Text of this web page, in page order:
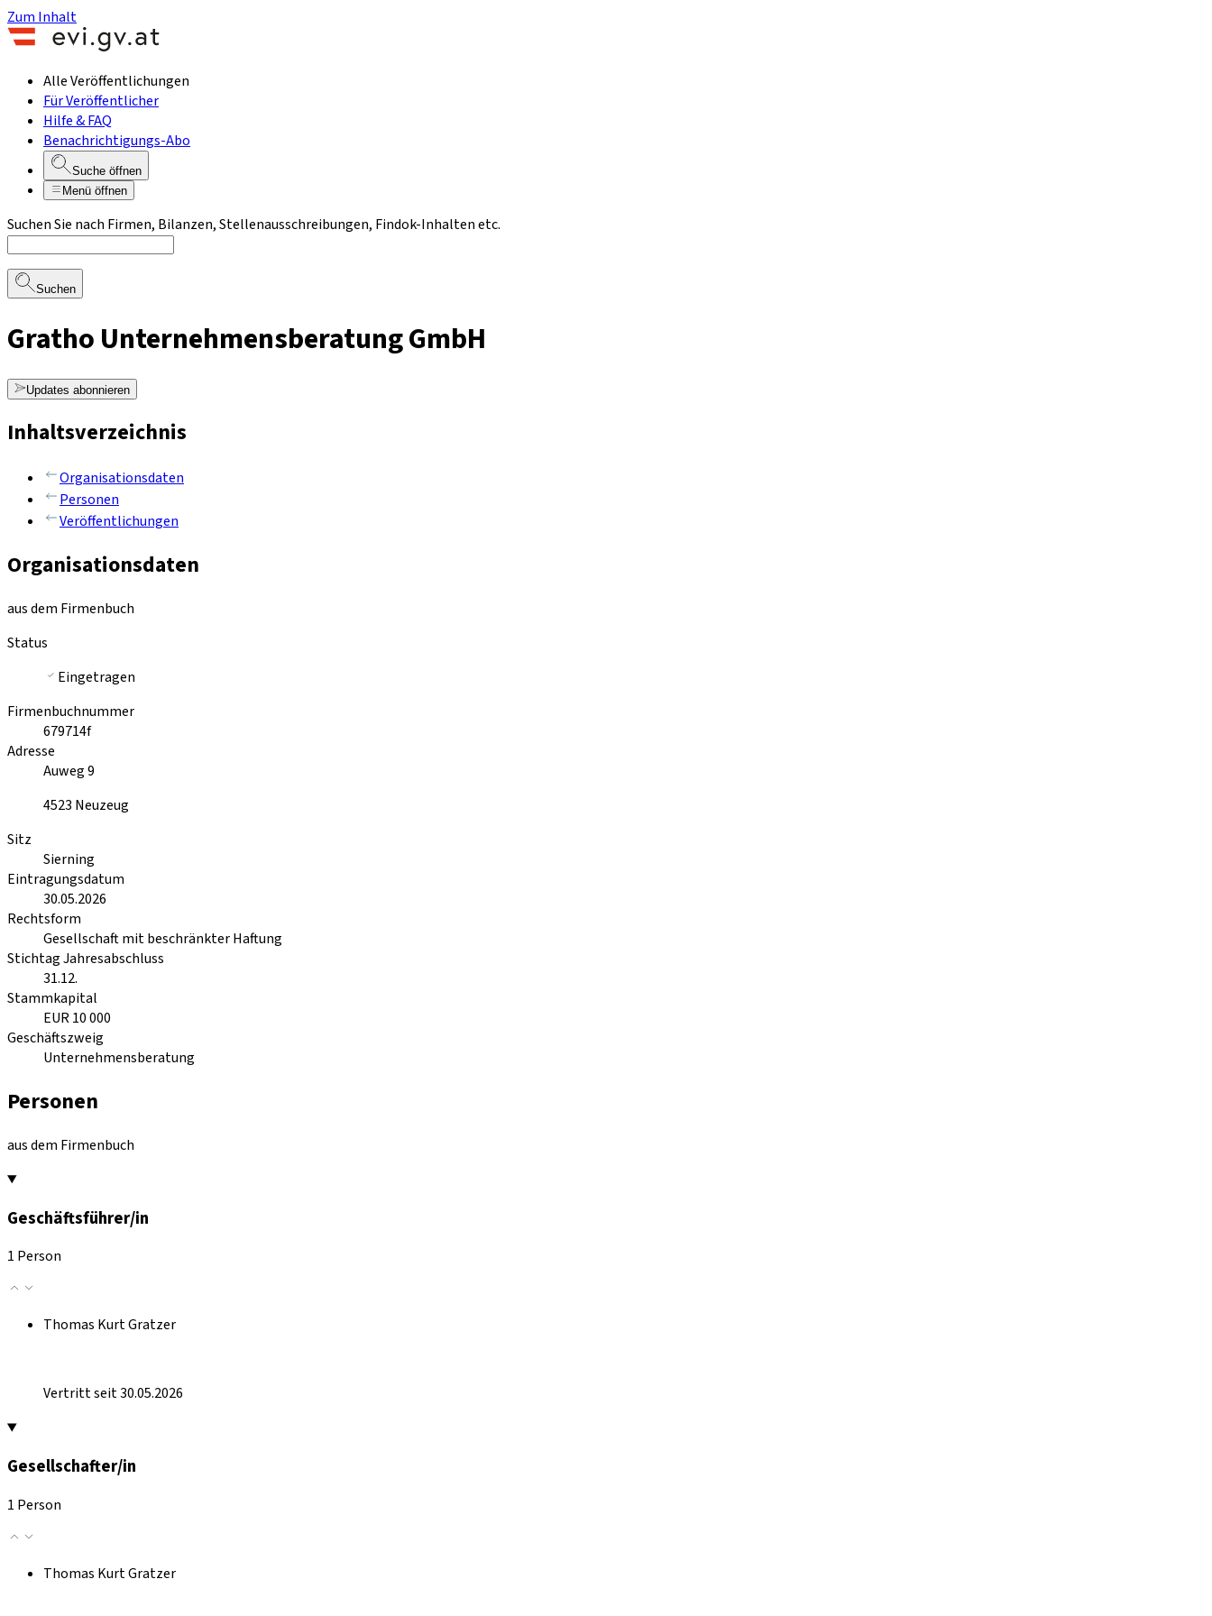
Zum Inhalt
Alle Veröffentlichungen
Für Veröffentlicher
Hilfe & FAQ
Benachrichtigungs-Abo
Suche öffnen
Menü öffnen
Suchen Sie nach Firmen, Bilanzen, Stellenausschreibungen, Findok-Inhalten etc.
Suchen
Gratho Unternehmensberatung GmbH
Updates abonnieren
Inhaltsverzeichnis
Organisationsdaten
Personen
Veröffentlichungen
Organisationsdaten
aus dem Firmenbuch
Status
Eingetragen
Firmenbuchnummer
679714f
Adresse
Auweg 9
4523 Neuzeug
Sitz
Sierning
Eintragungsdatum
30.05.2026
Rechtsform
Gesellschaft mit beschränkter Haftung
Stichtag Jahresabschluss
31.12.
Stammkapital
EUR 10 000
Geschäftszweig
Unternehmensberatung
Personen
aus dem Firmenbuch
Geschäftsführer/in
1 Person
Thomas Kurt Gratzer
Vertritt seit 30.05.2026
Gesellschafter/in
1 Person
Thomas Kurt Gratzer